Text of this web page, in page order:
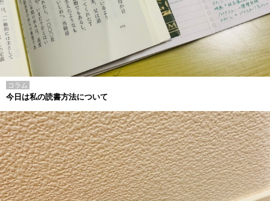
コラム
今日は私の読書方法について